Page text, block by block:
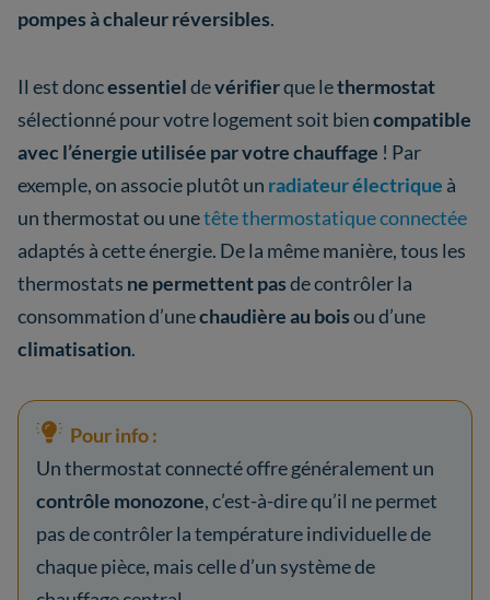
pompes à chaleur réversibles.
Il est doncessentieldevérifierque lethermostat
sélectionné pour votre logement soit biencompatible
avec l’énergie utilisée par votre chauffage ! Par
exemple, on associe plutôt un radiateur électrique à
un thermostat ou unetête thermostatique connectée
adaptés à cette énergie. De la même manière, tous les
thermostats ne permettent pasde contrôler la
consommation d’unechaudière au boisou d’une
climatisation.
Pour info :
Un thermostat connecté offre généralement un
contrôle monozone, c’est-à-dire qu’il ne permet
pas de contrôler la température individuelle de
chaque pièce, mais celle d’un système de